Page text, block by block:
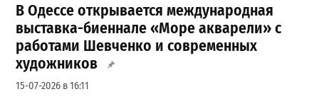
В Одессе открывается международная
выставка-биеннале «Море акварели» с
работами Шевченко и современных
художников
15-07-2026 в 16:11